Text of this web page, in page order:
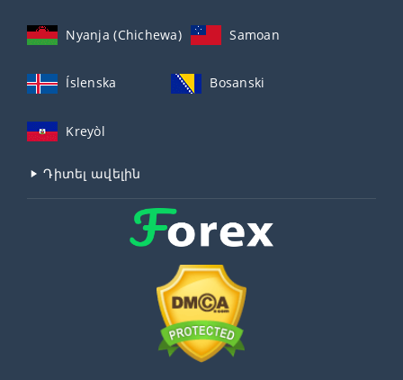
Nyanja (Chichewa) Samoan
Íslenska Bosanski
Kreyòl
Դիտել ավելին